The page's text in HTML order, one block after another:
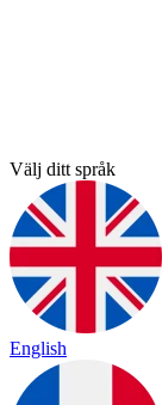
Välj ditt språk
English